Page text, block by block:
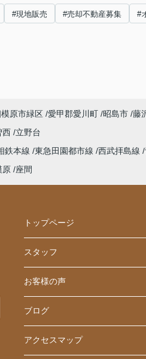
#現地販売 #売却不動産募集 #
原市緑区 愛甲郡愛川町 昭島市 藤
西 立野台
鉄本線 東急田園都市線 西武拝島線
原 座間
トップページ
スタッフ
お客様の声
ブログ
アクセスマップ